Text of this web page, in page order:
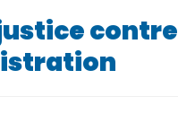
contre